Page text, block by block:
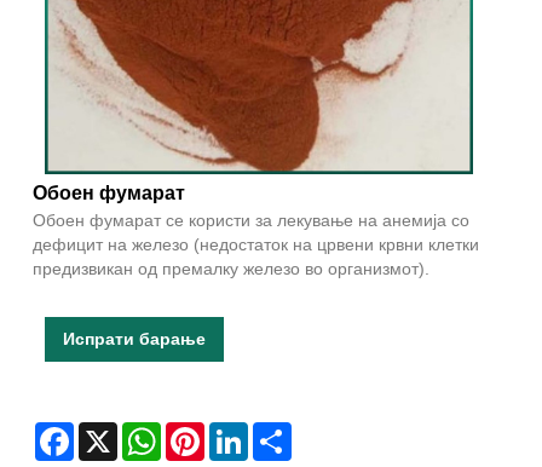
Обоен фумарат
Обоен фумарат се користи за лекување на анемија со
дефицит на железо (недостаток на црвени крвни клетки
предизвикан од премалку железо во организмот).
Испрати барање
Facebook
X WhatsAppPinterestLinkedIn